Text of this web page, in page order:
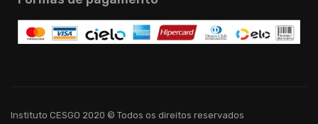
Instituto CESGO 2020 © Todos os direitos reservados